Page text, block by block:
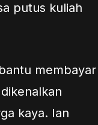
putus kuliah
membayar
kaya. Ian